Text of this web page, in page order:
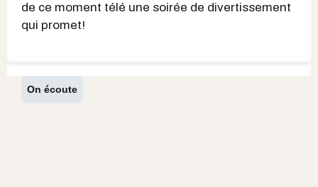
de ce moment télé une soirée de divertissement
qui promet!
On écoute